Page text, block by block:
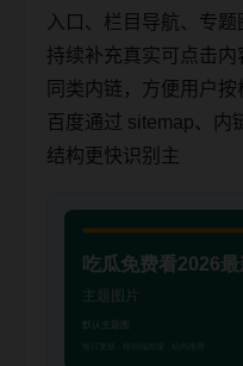
入口、栏目导航、专题
持续补充真实可点击
同类内链，方便用户
百度通过 sitemap、内
结构更快识别主